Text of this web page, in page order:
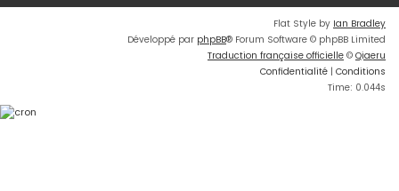
Flat Style by Ian Bradley
Développé par phpBB® Forum Software © phpBB Limited
Traduction française officielle © Qiaeru
Confidentialité | Conditions
Time: 0.044s